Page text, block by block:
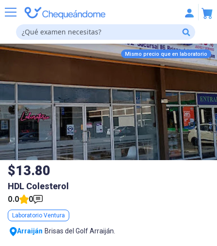
Mismo precio que en laboratorio
$13.80
HDL Colesterol
0.0
0
Laboratorio Ventura
Arraiján Brisas del Golf Arraiján.